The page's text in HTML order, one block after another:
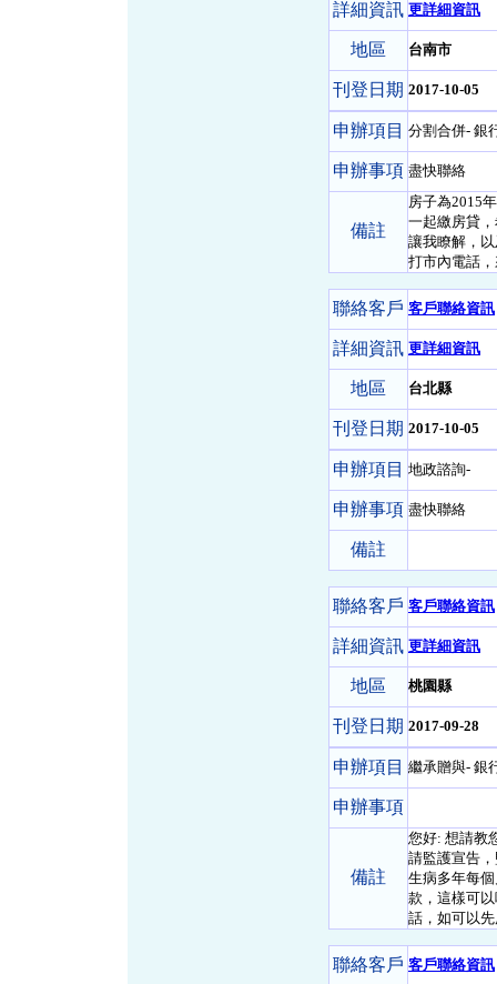
詳細資訊 更詳細資訊
地區 台南市
刊登日期 2017-10-05
申辦項目 分割合併- 銀
申辦事項 盡快聯絡
備註
房子為2015
一起繳房貸
讓我瞭解，
打市內電話
聯絡客戶 客戶聯絡資訊
詳細資訊 更詳細資訊
地區 台北縣
刊登日期 2017-10-05
申辦項目 地政諮詢-
申辦事項 盡快聯絡
備註
聯絡客戶 客戶聯絡資訊
詳細資訊 更詳細資訊
地區 桃園縣
刊登日期 2017-09-28
申辦項目 繼承贈與- 銀
申辦事項
備註
您好: 想請教
請監護宣告
生病多年每
款，這樣可
話，如可以
聯絡客戶 客戶聯絡資訊